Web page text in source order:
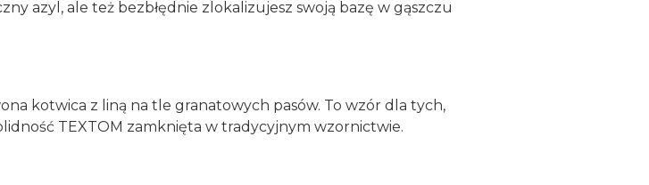
azyl, ale też bezbłędnie zlokalizujesz swoją bazę w gąszczu
kotwica z liną na tle granatowych pasów. To wzór dla tych,
TEXTOM zamknięta w tradycyjnym wzornictwie.